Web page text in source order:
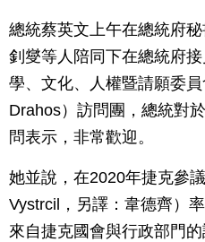
總統蔡英文上午在總統府
釗燮等人陪同下在總統府
學、文化、人權暨請願委
Drahos）訪問團，總統對
問表示，非常歡迎。
她並說，在2020年捷克參
Vystrcil，另譯：韋德齊）
來自捷克國會與行政部門